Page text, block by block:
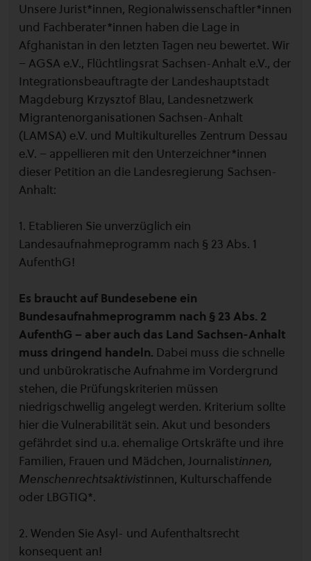
Unsere Jurist*innen, Regionalwissenschaftler*innen
und Fachberater*innen haben die Lage in
Afghanistan in den letzten Tagen neu bewertet. Wir
– AGSA e.V., Flüchtlingsrat Sachsen-Anhalt e.V., der
Integrationsbeauftragte der Landeshauptstadt
Magdeburg Krzysztof Blau, Landesnetzwerk
Migrantenorganisationen Sachsen-Anhalt
(LAMSA) e.V. und Multikulturelles Zentrum Dessau
e.V. – appellieren mit den Unterzeichner*innen
dieser Petition an die Landesregierung Sachsen-
Anhalt:
1. Etablieren Sie unverzüglich ein
Landesaufnahmeprogramm nach § 23 Abs. 1
AufenthG!
Es braucht auf Bundesebene ein
Bundesaufnahmeprogramm nach § 23 Abs. 2
AufenthG – aber auch das Land Sachsen-Anhalt
muss dringend handeln. Dabei muss die schnelle
und unbürokratische Aufnahme im Vordergrund
stehen, die Prüfungskriterien müssen
niedrigschwellig angelegt werden. Kriterium sollte
hier die Vulnerabilität sein. Akut und besonders
gefährdet sind u.a. ehemalige Ortskräfte und ihre
Familien, Frauen und Mädchen, Journalistinnen,
Menschenrechtsaktivistinnen, Kulturschaffende
oder LBGTIQ*.
2. Wenden Sie Asyl- und Aufenthaltsrecht
konsequent an!